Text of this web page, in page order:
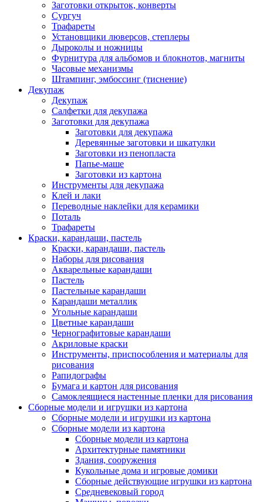
Заготовки открыток, конверты
Сургуч
Трафареты
Установщики люверсов, степлеры
Дыроколы и ножницы
Фурнитура для альбомов и блокнотов, магниты
Часовые механизмы
Штампинг, эмбоссинг (тиснение)
Декупаж
Декупаж
Салфетки для декупажа
Заготовки для декупажа
Заготовки для декупажа
Деревянные заготовки и шкатулки
Заготовки из пенопласта
Папье-маше
Заготовки из картона
Инструменты для декупажа
Клей и лаки
Переводные наклейки для керамики
Поталь
Трафареты
Краски, карандаши, пастель
Краски, карандаши, пастель
Наборы для рисования
Акварельные карандаши
Пастель
Пастельные карандаши
Карандаши металлик
Угольные карандаши
Цветные карандаши
Чернографитовые карандаши
Акриловые краски
Инструменты, приспособления и материалы для
рисования
Рапидографы
Бумага и картон для рисования
Самоклеящиеся настенные пленки для рисования
Сборные модели и игрушки из картона
Сборные модели и игрушки из картона
Сборные модели из картона
Сборные модели из картона
Архитектурные памятники
Здания, сооружения
Кукольные дома и игровые домики
Сборные действующие игрушки из картона
Средневековый город